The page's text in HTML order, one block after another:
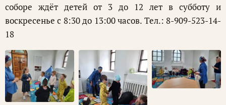
соборе ждёт детей от 3 до 12 лет в субботу и
воскресенье с 8:30 до 13:00 часов. Тел.: 8-909-523-14-
18